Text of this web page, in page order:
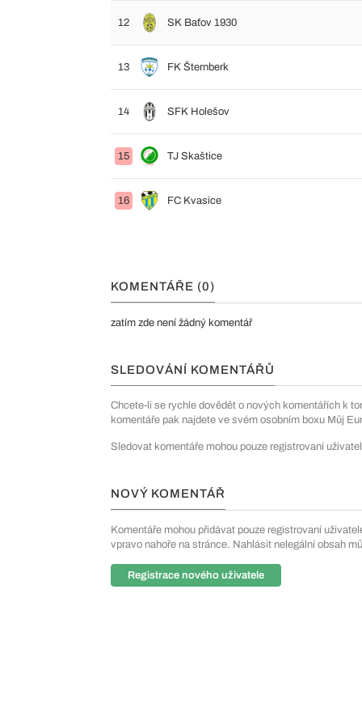
12 SK Baťov 1930
13 FK Šternberk
14 SFK Holešov
15 TJ Skaštice
16 FC Kvasice
KOMENTÁŘE (0)
zatím zde není žádný komentář
SLEDOVÁNÍ KOMENTÁŘŮ
Chcete-li se rychle dovědět o nových komentářích k
komentáře pak najdete ve svém osobním boxu Můj
Sledovat komentáře mohou pouze registrovaní
NOVÝ KOMENTÁŘ
Komentáře mohou přidávat pouze registrovaní
vpravo nahoře na stránce. Nahlásit nelegální obsah
Registrace nového uživatele